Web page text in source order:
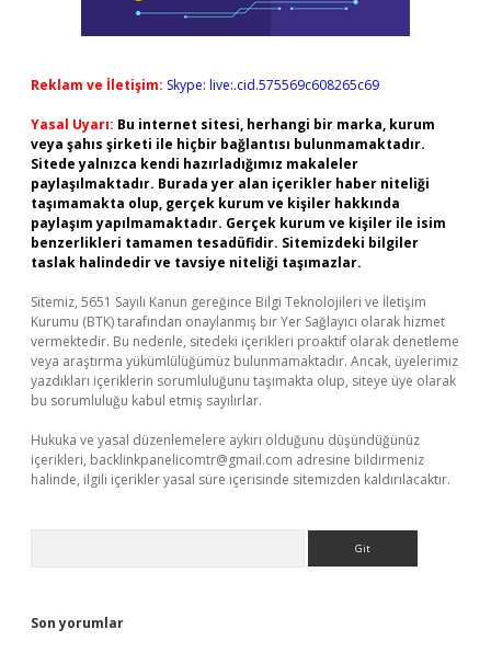
Reklam ve İletişim: Skype: live:.cid.575569c608265c69
Yasal Uyarı: Bu internet sitesi, herhangi bir marka, kurum
veya şahıs şirketi ile hiçbir bağlantısı bulunmamaktadır.
Sitede yalnızca kendi hazırladığımız makaleler
paylaşılmaktadır. Burada yer alan içerikler haber niteliği
taşımamakta olup, gerçek kurum ve kişiler hakkında
paylaşım yapılmamaktadır. Gerçek kurum ve kişiler ile isim
benzerlikleri tamamen tesadüfidir. Sitemizdeki bilgiler
taslak halindedir ve tavsiye niteliği taşımazlar.
Sitemiz, 5651 Sayılı Kanun gereğince Bilgi Teknolojileri ve İletişim
Kurumu (BTK) tarafından onaylanmış bir Yer Sağlayıcı olarak hizmet
vermektedir. Bu nedenle, sitedeki içerikleri proaktif olarak denetleme
veya araştırma yükümlülüğümüz bulunmamaktadır. Ancak, üyelerimiz
yazdıkları içeriklerin sorumluluğunu taşımakta olup, siteye üye olarak
bu sorumluluğu kabul etmiş sayılırlar.
Hukuka ve yasal düzenlemelere aykırı olduğunu düşündüğünüz
içerikleri, backlinkpanelicomtr@gmail.com adresine bildirmeniz
halinde, ilgili içerikler yasal süre içerisinde sitemizden kaldırılacaktır.
Son yorumlar